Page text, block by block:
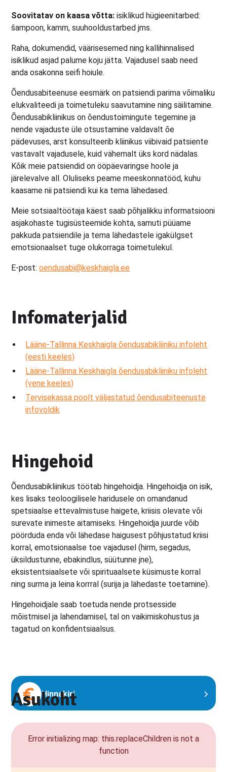
Soovitatav on kaasa võtta: isiklikud hügieenitarbed:
šampoon, kamm, suuhooldustarbed jms.
Raha, dokumendid, väärisesemed ning kallihinnalised
isiklikud asjad palume koju jätta. Vajadusel saab need
anda osakonna seifi hoiule.
Õendusabiteenuse eesmärk on patsiendi parima võimaliku
elukvaliteedi ja toimetuleku saavutamine ning säilitamine.
Õendusabikliinikus on õendustoimingute tegemine ja
nende vajaduste üle otsustamine valdavalt õe
pädevuses, arst konsulteerib kliinikus viibivaid patsiente
vastavalt vajadusele, kuid vähemalt üks kord nädalas.
Kõik meie patsiendid on ööpäevaringse hoole ja
järelevalve all. Oluliseks peame meeskonnatööd, kuhu
kaasame nii patsiendi kui ka tema lähedased.
Meie sotsiaaltöötaja käest saab põhjalikku informatsiooni
asjakohaste tugisüsteemide kohta, samuti püüame
pakkuda patsiendile ja tema lähedastele igakülgset
emotsionaalset tuge olukorraga toimetulekul.
E-post:oendusabi@keskhaigla.ee
Infomaterjalid
Lääne-Tallinna Keskhaigla õendusabikliiniku infoleht
(eesti keeles)
Lääne-Tallinna Keskhaigla õendusabikliiniku infoleht
(vene keeles)
Tervisekassa poolt väljastatud õendusabiteenuste
infovoldik
Hingehoid
Õendusabikliinikus töötab hingehoidja. Hingehoidja on isik,
kes lisaks teoloogilisele haridusele on omandanud
spetsiaalse ettevalmistuse haigete, kriisis olevate või
surevate inimeste aitamiseks. Hingehoidja juurde võib
pöörduda enda või lähedase haigusest põhjustatud kriisi
korral, emotsionaalse toe vajadusel (hirm, segadus,
üksildustunne, ebakindlus, süütunne jne),
eksistentsiaalsete või spirituaalsete küsimuste korral
ning surma ja leina korrral (surija ja lähedaste toetamine).
Hingehoidjale saab toetuda nende protsesside
mõistmisel ja lahendamisel, tal on vaikimiskohustus ja
tagatud on konfidentsiaalsus.
Hinnakiri
Asukoht
Error initializing map: this.replaceChildren is not a
function